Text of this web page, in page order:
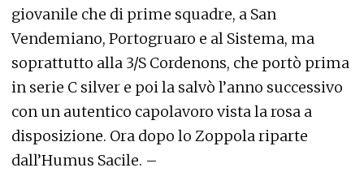
giovanile che di prime squadre, a San
Vendemiano, Portogruaro e al Sistema, ma
soprattutto alla 3/S Cordenons, che portò prima
in serie C silver e poi la salvò l’anno successivo
con un autentico capolavoro vista la rosa a
disposizione. Ora dopo lo Zoppola riparte
dall’Humus Sacile. –